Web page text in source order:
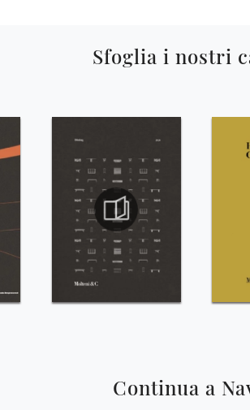
Sfoglia i nostri
Continua a